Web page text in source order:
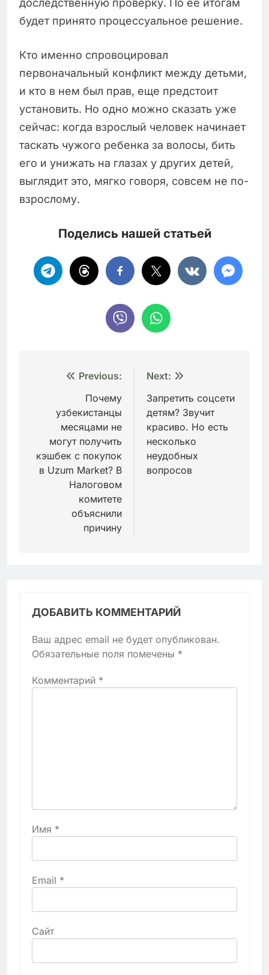
доследственную проверку. По ее итогам
будет принято процессуальное решение.
Кто именно спровоцировал
первоначальный конфликт между детьми,
и кто в нем был прав, еще предстоит
установить. Но одно можно сказать уже
сейчас: когда взрослый человек начинает
таскать чужого ребенка за волосы, бить
его и унижать на глазах у других детей,
выглядит это, мягко говоря, совсем не по-
взрослому.
Поделись нашей статьей
Навигация
записям
Previous:
Почему
узбекистанцы
месяцами не
могут получить
кэшбек с покупок
в Uzum Market? В
Налоговом
комитете
объяснили
причину
Next:
Запретить соцсети
детям? Звучит
красиво. Но есть
несколько
неудобных
вопросов
ДОБАВИТЬ КОММЕНТАРИЙ
Ваш адрес email не будет опубликован.
Обязательные поля помечены *
Комментарий *
Имя *
Email *
Сайт